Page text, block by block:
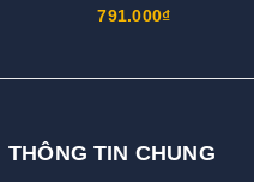
791.000₫
THÔNG TIN CHUNG